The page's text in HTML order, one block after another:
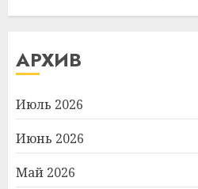
АРХИВ
Июль 2026
Июнь 2026
Май 2026